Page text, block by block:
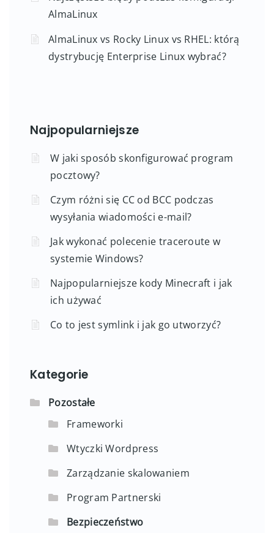
AlmaLinux
AlmaLinux vs Rocky Linux vs RHEL: którą
dystrybucję Enterprise Linux wybrać?
Najpopularniejsze
W jaki sposób skonfigurować program
pocztowy?
Czym różni się CC od BCC podczas
wysyłania wiadomości e-mail?
Jak wykonać polecenie traceroute w
systemie Windows?
Najpopularniejsze kody Minecraft i jak
ich używać
Co to jest symlink i jak go utworzyć?
Kategorie
Pozostałe
Frameworki
Wtyczki Wordpress
Zarządzanie skalowaniem
Program Partnerski
Bezpieczeństwo